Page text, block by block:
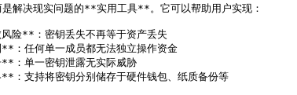
解决现实问题的**实用工具**。它可以帮助用户实现：
险**：密钥丢失不再等于资产丢失
任何单一成员都无法独立操作资金
单一密钥泄露无实际威胁
支持将密钥分别储存于硬件钱包、纸质备份等